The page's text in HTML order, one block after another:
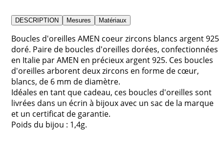
DESCRIPTION Mesures Matériaux
Boucles d'oreilles AMEN coeur zircons blancs argent 925
doré. Paire de boucles d'oreilles dorées, confectionnées
en Italie par AMEN en précieux argent 925. Ces boucles
d'oreilles arborent deux zircons en forme de cœur,
blancs, de 6 mm de diamètre.
Idéales en tant que cadeau, ces boucles d'oreilles sont
livrées dans un écrin à bijoux avec un sac de la marque
et un certificat de garantie.
Poids du bijou : 1,4g.